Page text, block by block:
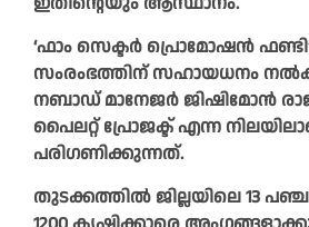
‘ഫാം സെക്ടർ പ്രൊമോഷൻ
സംരംഭത്തിന് സഹായധനം
നബാഡ് മാനേജർ ജിഷിമോൻ
പൈലറ്റ് പ്രോജക്ട് എന്ന
പരിഗണിക്കുന്നത്.
തുടക്കത്തിൽ ജില്ലയിലെ 13